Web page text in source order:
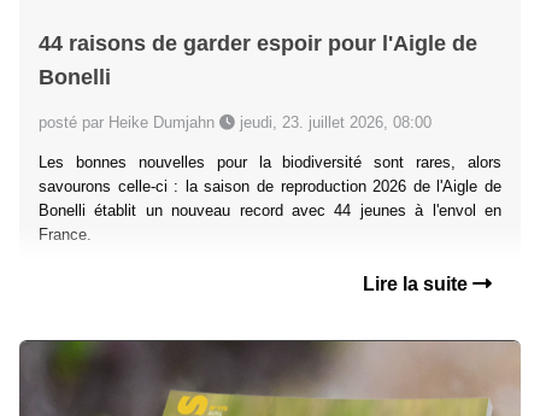
44 raisons de garder espoir pour l'Aigle de
Bonelli
posté par Heike Dumjahn jeudi, 23. juillet 2026, 08:00
Les bonnes nouvelles pour la biodiversité sont rares, alors
savourons celle-ci : la saison de reproduction 2026 de l'Aigle de
Bonelli établit un nouveau record avec 44 jeunes à l'envol en
France.
Lire la suite